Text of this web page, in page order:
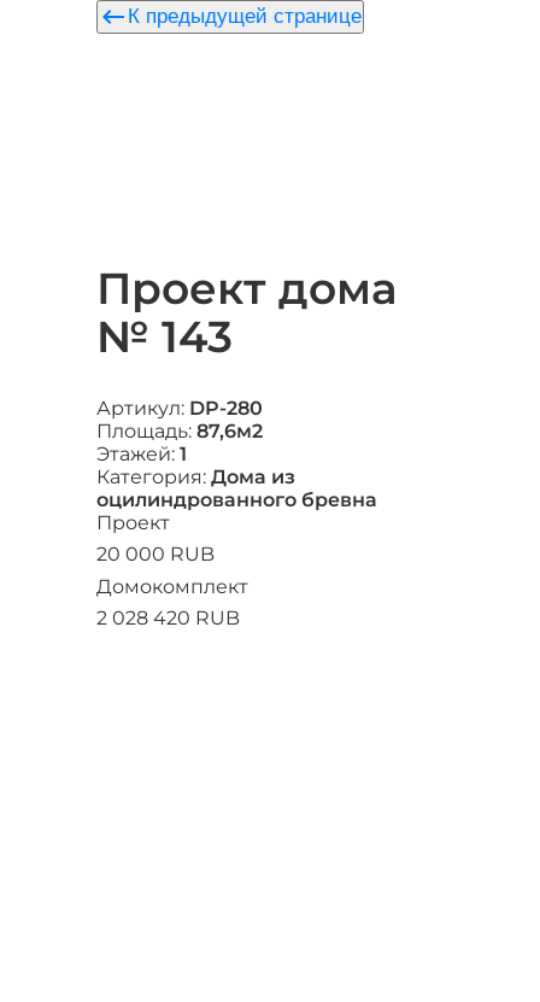
keyboard_backspace К предыдущей странице
Проект дома
№ 143
Артикул: DP-280
Площадь: 87,6м2
Этажей: 1
Категория: Дома из
оцилиндрованного бревна
Проект
20 000 RUB
Домокомплект
2 028 420 RUB